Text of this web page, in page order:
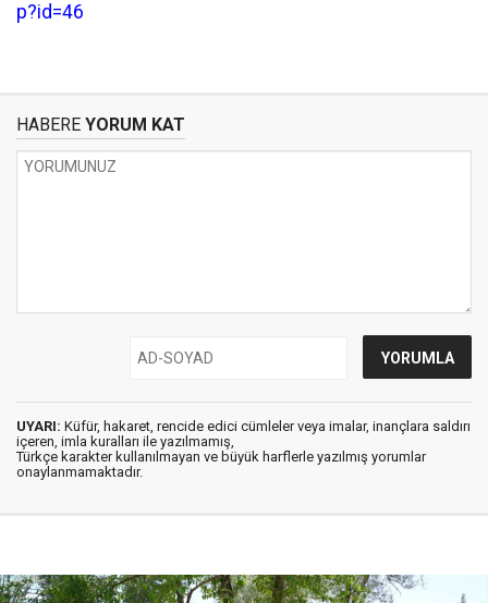
p?id=46
HABERE YORUM KAT
UYARI: Küfür, hakaret, rencide edici cümleler veya imalar, inançlara saldırı
içeren, imla kuralları ile yazılmamış,
Türkçe karakter kullanılmayan ve büyük harflerle yazılmış yorumlar
onaylanmamaktadır.